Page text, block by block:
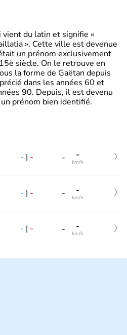
vient du latin et signifie «
». Cette ville est devenue
un prénom exclusivement
siècle. On le retrouve en
la forme de Gaëtan depuis
dans les années 60 et
90. Depuis, il est devenu
prénom bien identifié.
- | - - -
km/h
- | - - -
km/h
- | - - -
km/h